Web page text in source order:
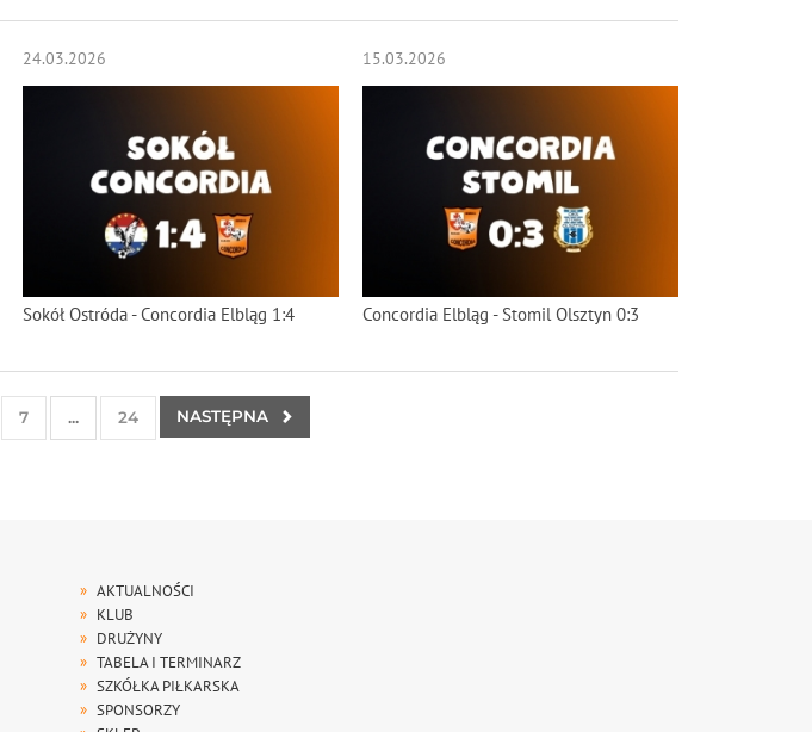
24.03.2026
Sokół Ostróda - Concordia Elbląg 1:4
15.03.2026
Concordia Elbląg - Stomil Olsztyn 0:3
7 ... 24 NASTĘPNA
AKTUALNOŚCI
KLUB
DRUŻYNY
TABELA I TERMINARZ
SZKÓŁKA PIŁKARSKA
SPONSORZY